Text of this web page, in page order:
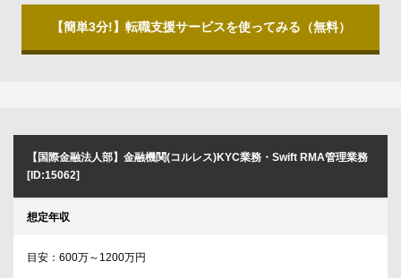
【簡単3分!】転職支援サービスを使ってみる（無料）
【国際金融法人部】金融機関(コルレス)KYC業務・Swift RMA管理業務
[ID:15062]
想定年収
目安：600万～1200万円